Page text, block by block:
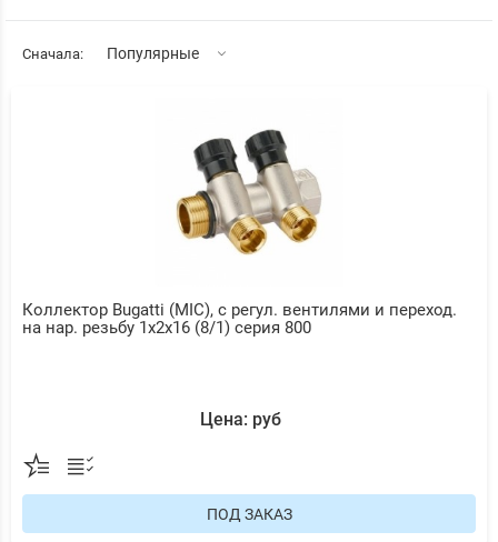
Сначала: Популярные
Коллектор Bugatti (MIC), с регул. вентилями и переход.
на нар. резьбу 1х2х16 (8/1) серия 800
Цена: руб
ПОД ЗАКАЗ